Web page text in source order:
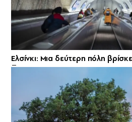
Ελσίνκι: Mια δεύτερη πόλη